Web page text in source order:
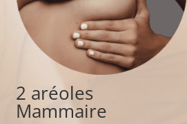
2 aréoles
Mammaire